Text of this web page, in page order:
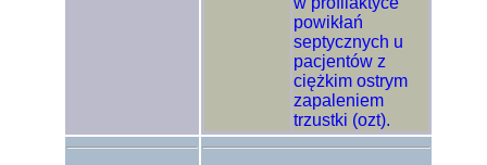
powikłań
septycznych u
pacjentów z
ciężkim ostrym
zapaleniem
trzustki (ozt).